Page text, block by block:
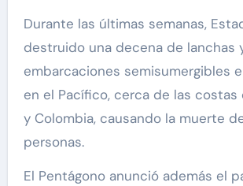
Durante las últimas semanas,
destruido una decena de lanchas
embarcaciones semisumergibles
en el Pacífico, cerca de las costas
y Colombia, causando la muerte
personas.
El Pentágono anunció además el